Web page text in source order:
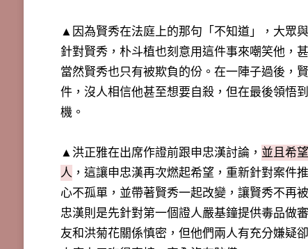
▲因為賢秀在法庭上的那句「不知道」，大眾
針對賢秀，朴斗植也刻意用這件事來嘲笑他，
當然賢秀也只有被欺負的份。在一陣子過後，
件，沒人相信他甚至想要自殺，但在最後領悟到
機。
▲洪正雅在出席作證前跟申忠漢討論， 並且希
人 ，這讓申忠漢再次燃起希望，重新針對案件
心不孤單，並帶著賢秀一起改變，讓賢秀不再
忠漢則是先針對第一個證人嚴基鐘提供毒品做
友和洪菊花關係慎密，但他們兩人有充分嫌疑